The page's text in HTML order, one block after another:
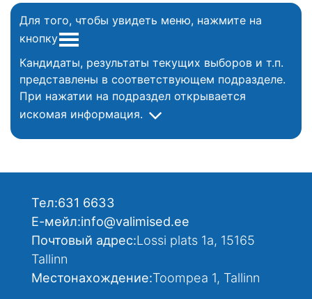
Для того, чтобы увидеть меню, нажмите на
кнопку
Кандидаты, результаты текущих выборов и т.п.
представлены в соответствующем подразделе.
При нажатии на подраздел открывается
искомая информация.
Тел:631 6633
Е-мейл:info@valimised.ee
Почтовый адрес:Lossi plats 1a, 15165
Tallinn
Местонахождение:Toompea 1, Tallinn